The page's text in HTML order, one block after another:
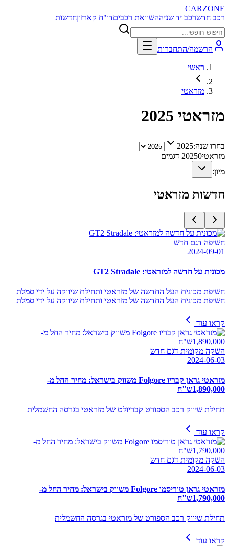
CARZONE
רכב חדשרכב יד שניההשוואת רכביםדו"ח קארזוןחדשות
הרשמה/התחברות
ראשי
מזראטי
מזראטי 2025
בחרו שנה:2025
מזראטי 20250
דגמים
מיון:
חדשות מזראטי
חשיפה דגם חדש
2024-09-01
מכונית על חדשה למזראטי: GT2 Stradale
חשיפת מכונית העל החדשה של מזראטי ותחילת שיווקה על ידי סמלת
חשיפת מכונית העל החדשה של מזראטי ותחילת שיווקה על ידי סמלת
קראו עוד
השקה מקומית דגם חדש
2024-06-03
מזראטי גראן קבריו Folgore משווק בישראל: מחיר החל מ-
1,890,000ש"ח
תחילת שיווק רכב הספורט קבריולט של מזראטי בגרסה החשמלית
קראו עוד
השקה מקומית דגם חדש
2024-06-03
מזראטי גראן טוריסמו Folgore משווק בישראל: מחיר החל מ-
1,790,000ש"ח
תחילת שיווק רכב הספורט של מזראטי בגרסה החשמלית
קראו עוד